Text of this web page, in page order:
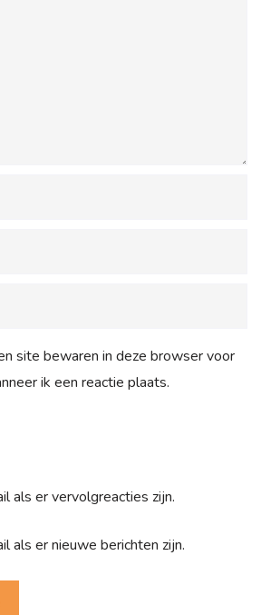
site bewaren in deze browser voor
ik een reactie plaats.
als er vervolgreacties zijn.
als er nieuwe berichten zijn.